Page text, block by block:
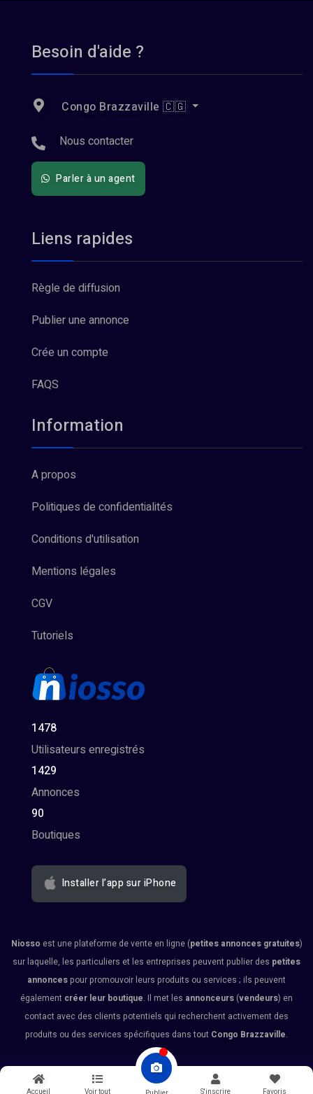
Accueil Voir tout S'inscrire Favoris
Besoin d'aide ?
Congo Brazzaville 🇨🇬
Nous contacter
Parler à un agent
Liens rapides
Règle de diffusion
Publier une annonce
Crée un compte
FAQS
Information
A propos
Politiques de confidentialités
Conditions d'utilisation
Mentions légales
CGV
Tutoriels
1478
Utilisateurs enregistrés
1429
Annonces
90
Boutiques
Installer l’app sur iPhone
Niosso est une plateforme de vente en ligne (petites annonces gratuites)
sur laquelle, les particuliers et les entreprises peuvent publier des petites
annonces pour promouvoir leurs produits ou services ; ils peuvent
également créer leur boutique. Il met les annonceurs (vendeurs) en
contact avec des clients potentiels qui recherchent activement des
produits ou des services spécifiques dans tout Congo Brazzaville.
© 2026 Niosso